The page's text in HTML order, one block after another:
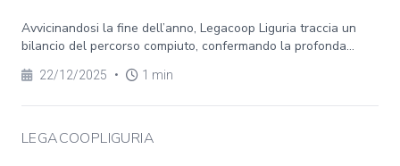
Avvicinandosi la fine dell’anno, Legacoop Liguria traccia un
bilancio del percorso compiuto, confermando la profonda...
22/12/2025 • 1 min
LEGACOOPLIGURIA